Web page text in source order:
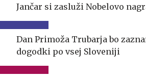
Jančar si zasluži Nobelovo
Dan Primoža Trubarja bo
dogodki po vsej Sloveniji